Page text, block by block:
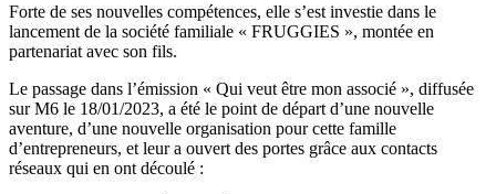
Forte de ses nouvelles compétences, elle s’est investie dans le
lancement de la société familiale « FRUGGIES », montée en
partenariat avec son fils.
Le passage dans l’émission « Qui veut être mon associé », diffusée
sur M6 le 18/01/2023, a été le point de départ d’une nouvelle
aventure, d’une nouvelle organisation pour cette famille
d’entrepreneurs, et leur a ouvert des portes grâce aux contacts
réseaux qui en ont découlé :